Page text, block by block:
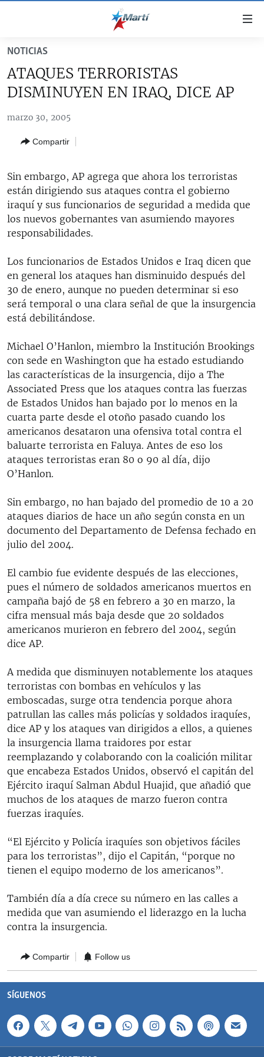
accesibilidad
al
contenido
principal
la
búsqueda
#11JCUBA, 5 AÑOS DESPUÉS
SOBRE CUBA
AMÉRICA 250
AMÉRICA LATINA
INMIGRACIÓN
DEPORTES
ARTE Y ENTRETENIMIENTO
OPINIÓN GRÁFICA
RADIO MARTÍ
ESPECIALES
ESPECIALES
SER VIEJO EN CUBA
KENTU-CUBANO
LOS SANTOS DE HIALEAH
DESINFORMACIÓN RUSA EN AMÉRICA LATINA
LA INVASIÓN DE RUSIA A UCRANIA
MULTIMEDIA
NOTICIAS
ATAQUES TERRORISTAS
DISMINUYEN EN IRAQ, DICE AP
marzo 30, 2005
Compartir
Sin embargo, AP agrega que ahora los terroristas
están dirigiendo sus ataques contra el gobierno
iraquí y sus funcionarios de seguridad a medida que
los nuevos gobernantes van asumiendo mayores
responsabilidades.
Los funcionarios de Estados Unidos e Iraq dicen que
en general los ataques han disminuido después del
30 de enero, aunque no pueden determinar si eso
será temporal o una clara señal de que la insurgencia
está debilitándose.
Michael O’Hanlon, miembro la Institución Brookings
con sede en Washington que ha estado estudiando
las características de la insurgencia, dijo a The
Associated Press que los ataques contra las fuerzas
de Estados Unidos han bajado por lo menos en la
cuarta parte desde el otoño pasado cuando los
americanos desataron una ofensiva total contra el
baluarte terrorista en Faluya. Antes de eso los
ataques terroristas eran 80 o 90 al día, dijo
O’Hanlon.
Sin embargo, no han bajado del promedio de 10 a 20
ataques diarios de hace un año según consta en un
documento del Departamento de Defensa fechado en
julio del 2004.
El cambio fue evidente después de las elecciones,
pues el número de soldados americanos muertos en
campaña bajó de 58 en febrero a 30 en marzo, la
cifra mensual más baja desde que 20 soldados
americanos murieron en febrero del 2004, según
dice AP.
A medida que disminuyen notablemente los ataques
terroristas con bombas en vehículos y las
emboscadas, surge otra tendencia porque ahora
patrullan las calles más policías y soldados iraquíes,
dice AP y los ataques van dirigidos a ellos, a quienes
la insurgencia llama traidores por estar
reemplazando y colaborando con la coalición militar
que encabeza Estados Unidos, observó el capitán del
Ejército iraquí Salman Abdul Huajid, que añadió que
muchos de los ataques de marzo fueron contra
fuerzas iraquíes.
“El Ejército y Policía iraquíes son objetivos fáciles
para los terroristas”, dijo el Capitán, “porque no
tienen el equipo moderno de los americanos”.
También día a día crece su número en las calles a
medida que van asumiendo el liderazgo en la lucha
contra la insurgencia.
Compartir Follow us
SÍGUENOS